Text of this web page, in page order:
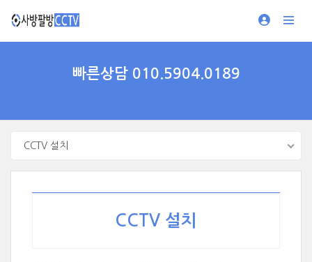
빠른상담 010.5904.0189
CCTV 설치
CCTV 설치